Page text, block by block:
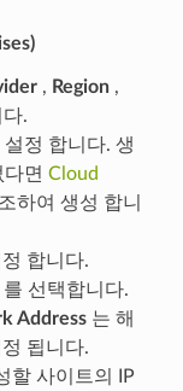
, Region,
.
정 합니다. 생
면 Cloud
하여 생성 합니
합니다.
선택합니다.
Address는 해
됩니다.
할 사이트의 IP